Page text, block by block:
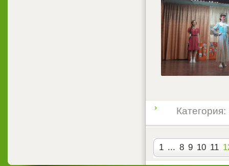
Категория:
1 ... 8 9 10 11